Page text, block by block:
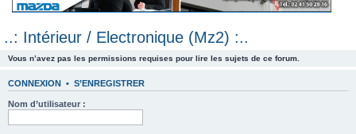
e
..: Intérieur / Electronique (Mz2) :..
Vous n’avez pas les permissions requises pour lire les sujets de ce forum.
CONNEXION • S’ENREGISTRER
Nom d’utilisateur :